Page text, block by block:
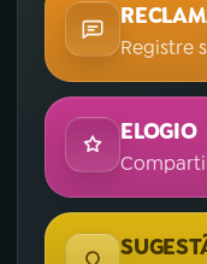
Registre
ELOGIO